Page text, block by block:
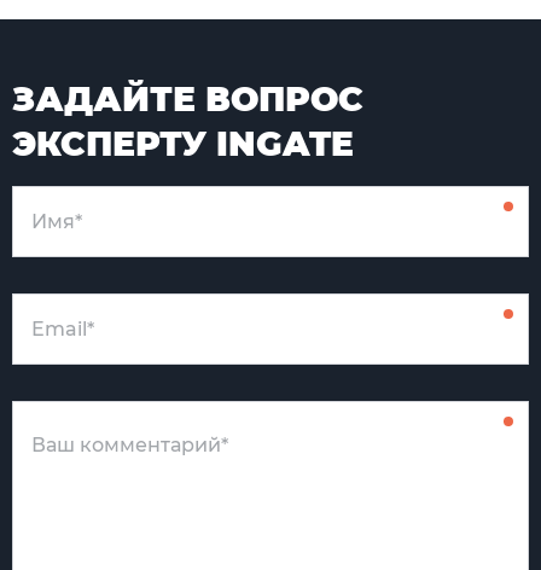
ЗАДАЙТЕ ВОПРОС
ЭКСПЕРТУ INGATE